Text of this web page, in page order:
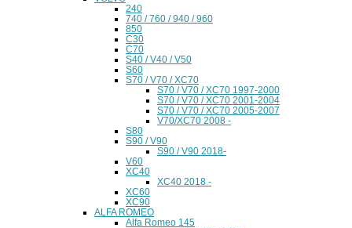
240
740 / 760 / 940 / 960
850
C30
C70
S40 / V40 / V50
S60
S70 / V70 / XC70
S70 / V70 / XC70 1997-2000
S70 / V70 / XC70 2001-2004
S70 / V70 / XC70 2005-2007
V70/XC70 2008 -
S80
S90 / V90
S90 / V90 2018-
V60
XC40
XC40 2018 -
XC60
XC90
ALFA ROMEO
Alfa Romeo 145